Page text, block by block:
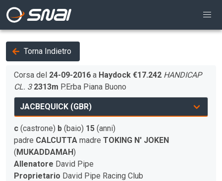
Torna Indietro
Corsa del 24-09-2016 a Haydock €17.242 HANDICAP
CL. 3 2313m P.Erba Piana Buono
c (castrone) b (baio) 15 (anni)
padre CALCUTTA madre TOKING N' JOKEN
(MUKADDAMAH)
Allenatore David Pipe
Proprietario David Pipe Racing Club